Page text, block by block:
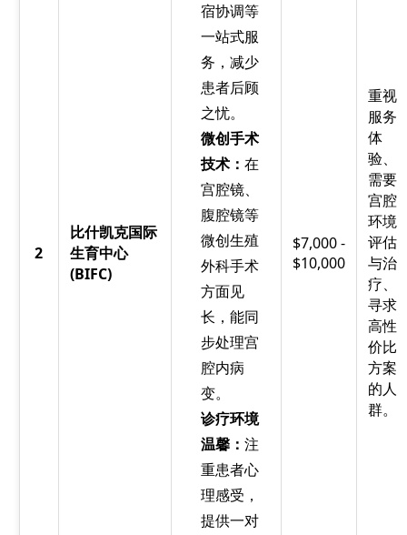
2
比什凯克国际
生育中心
(BIFC)
宿协调等
一站式服
务，减少
患者后顾
之忧。
微创手术
技术： 在
宫腔镜、
腹腔镜等
微创生殖
外科手术
方面见
长，能同
步处理宫
腔内病
变。
诊疗环境
温馨： 注
重患者心
理感受，
提供一对
$7,000 -
$10,000
重视
服务
体
验、
需要
宫腔
环境
评估
与治
疗、
寻求
高性
价比
方案
的人
群。